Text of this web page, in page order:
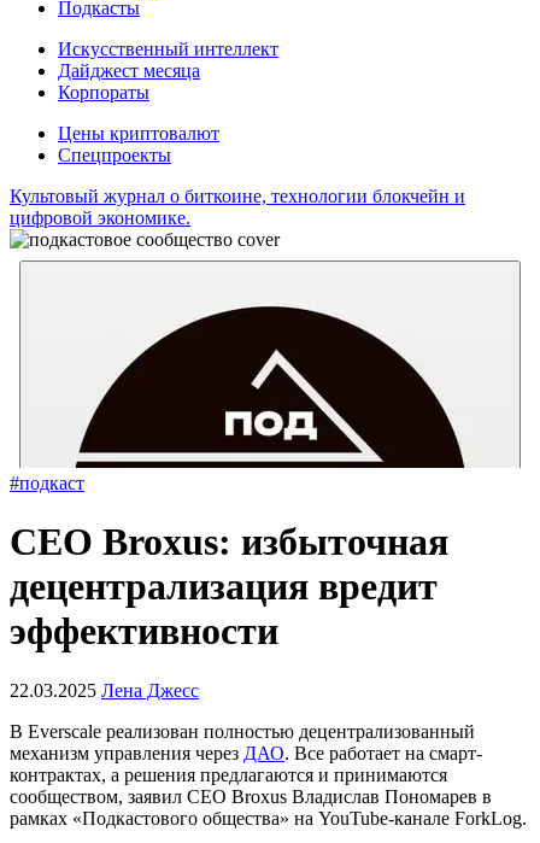
Подкасты
Искусственный интеллект
Дайджест месяца
Корпораты
Цены криптовалют
Спецпроекты
Культовый журнал о биткоине, технологии блокчейн и
цифровой экономике.
#подкаст
CEO Broxus: избыточная
децентрализация вредит
эффективности
22.03.2025 Лена Джесс
В Everscale реализован полностью децентрализованный
механизм управления через ДАО. Все работает на смарт-
контрактах, а решения предлагаются и принимаются
сообществом, заявил CEO Broxus Владислав Пономарев в
рамках «Подкастового общества» на YouTube-канале ForkLog.